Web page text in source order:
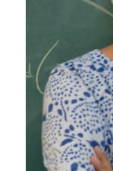
shortcut
activates